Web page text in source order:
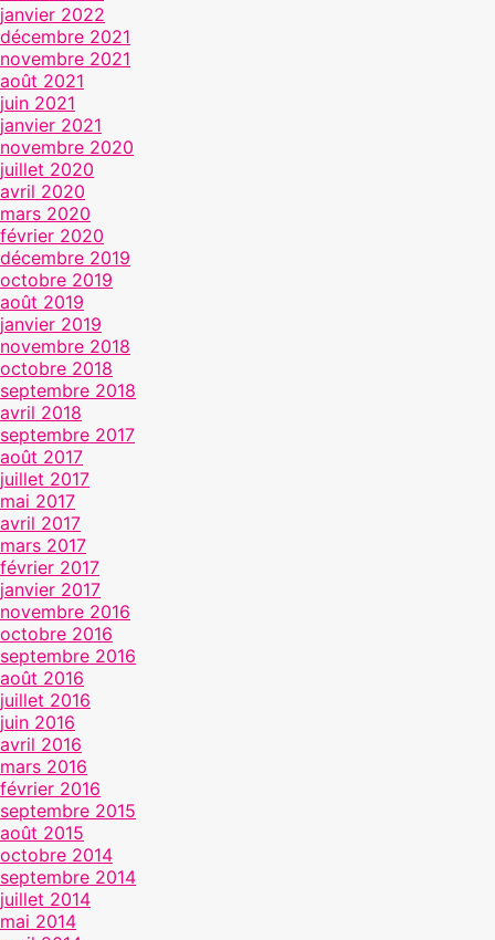
janvier 2022
décembre 2021
novembre 2021
août 2021
juin 2021
janvier 2021
novembre 2020
juillet 2020
avril 2020
mars 2020
février 2020
décembre 2019
octobre 2019
août 2019
janvier 2019
novembre 2018
octobre 2018
septembre 2018
avril 2018
septembre 2017
août 2017
juillet 2017
mai 2017
avril 2017
mars 2017
février 2017
janvier 2017
novembre 2016
octobre 2016
septembre 2016
août 2016
juillet 2016
juin 2016
avril 2016
mars 2016
février 2016
septembre 2015
août 2015
octobre 2014
septembre 2014
juillet 2014
mai 2014